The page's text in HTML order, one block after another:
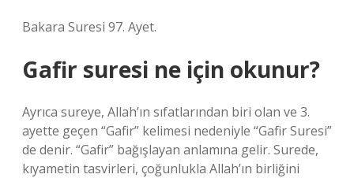
Bakara Suresi 97. Ayet.
Gafir suresi ne için okunur?
Ayrıca sureye, Allah’ın sıfatlarından biri olan ve 3.
ayette geçen “Gafir” kelimesi nedeniyle “Gafir Suresi”
de denir. “Gafir” bağışlayan anlamına gelir. Surede,
kıyametin tasvirleri, çoğunlukla Allah’ın birliğini